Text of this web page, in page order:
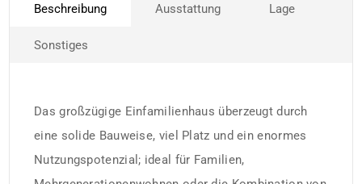
Beschreibung Ausstattung Lage
Sonstiges
Das großzügige Einfamilienhaus überzeugt durch
eine solide Bauweise, viel Platz und ein enormes
Nutzungspotenzial; ideal für Familien,